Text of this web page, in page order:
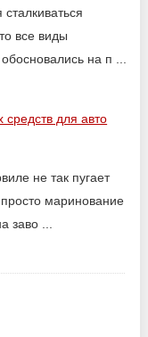
все виды
на п ...
средств для авто
не так пугает
маринование
заво ...